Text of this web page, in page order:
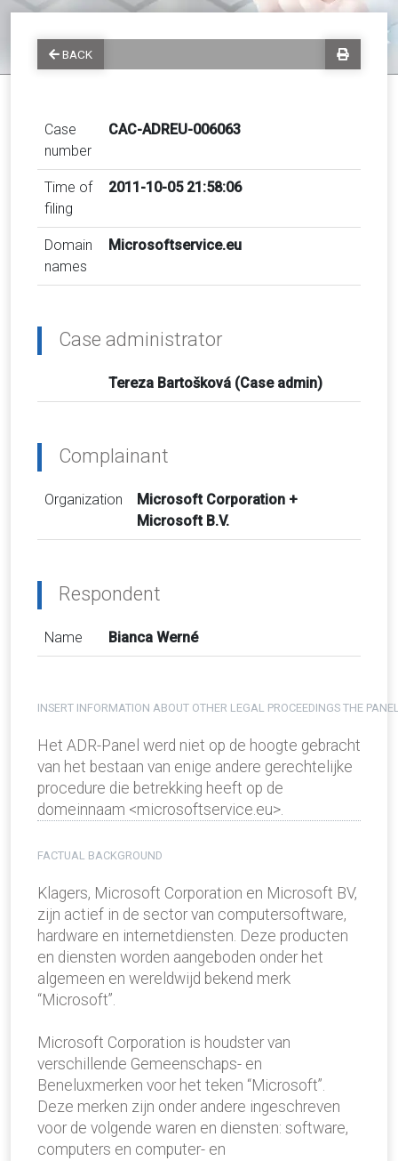
BACK
Case
number
CAC-ADREU-006063
Time of
filing
2011-10-05 21:58:06
Domain
names
Microsoftservice.eu
Case administrator
Tereza Bartošková (Case admin)
Complainant
Organization
Microsoft Corporation +
Microsoft B.V.
Respondent
Name Bianca Werné
INSERT INFORMATION ABOUT OTHER LEGAL PROCEEDINGS THE
Het ADR-Panel werd niet op de hoogte gebracht
van het bestaan van enige andere gerechtelijke
procedure die betrekking heeft op de
domeinnaam <microsoftservice.eu>.
FACTUAL BACKGROUND
Klagers, Microsoft Corporation en Microsoft BV,
zijn actief in de sector van computersoftware,
hardware en internetdiensten. Deze producten
en diensten worden aangeboden onder het
algemeen en wereldwijd bekend merk
“Microsoft”.
Microsoft Corporation is houdster van
verschillende Gemeenschaps- en
Beneluxmerken voor het teken “Microsoft”.
Deze merken zijn onder andere ingeschreven
voor de volgende waren en diensten: software,
computers en computer- en